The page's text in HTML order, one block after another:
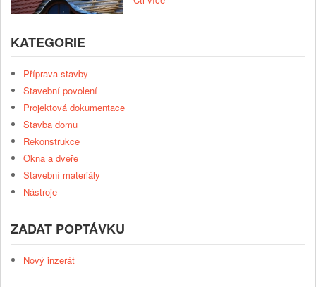
KATEGORIE
Příprava stavby
Stavební povolení
Projektová dokumentace
Stavba domu
Rekonstrukce
Okna a dveře
Stavební materiály
Nástroje
ZADAT POPTÁVKU
Nový inzerát